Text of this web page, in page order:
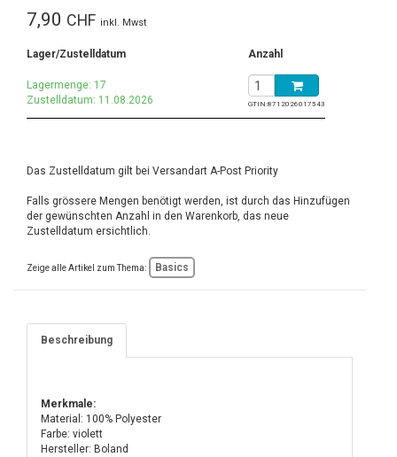
7,90 CHF inkl. Mwst
Lager/Zustelldatum Anzahl
Lagermenge: 17
Zustelldatum: 11.08.2026
GTIN:8712026017543
Das Zustelldatum gilt bei Versandart A-Post Priority
Falls grössere Mengen benötigt werden, ist durch das Hinzufügen
der gewünschten Anzahl in den Warenkorb, das neue
Zustelldatum ersichtlich.
Zeige alle Artikel zum Thema: Basics
Beschreibung
Merkmale:
Material: 100% Polyester
Farbe: violett
Hersteller: Boland